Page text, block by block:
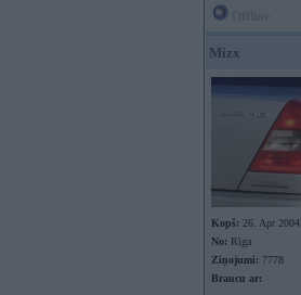
Mizx
Kopš: 26. Apr 2004
No: Rīga
Ziņojumi: 7778
Braucu ar: